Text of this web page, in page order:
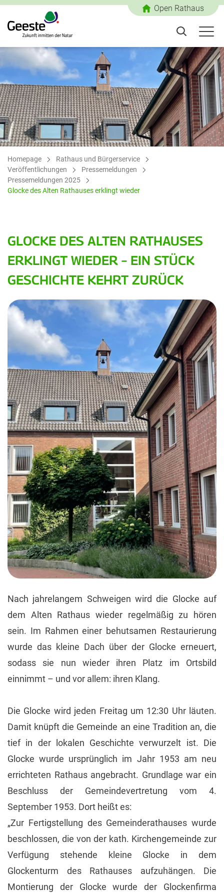
Open Rathaus
Homepage
Rathaus und Bürgerservice
Veröffentlichungen
Pressemeldungen
Pressemeldungen 2025
Glocke des Alten Rathauses erklingt wieder
GLOCKE DES ALTEN RATHAUSES
ERKLINGT WIEDER – EIN STÜCK
GESCHICHTE KEHRT ZURÜCK
Nach jahrelangem Schweigen wird die Glocke auf
dem Alten Rathaus wieder regelmäßig zu hören
sein. Im Rahmen einer behutsamen Restaurierung
wurde das kleine Dach über der Glocke erneuert,
sodass sie nun wieder ihren Platz im Ortsbild
einnimmt – und vor allem: ihren Klang.
Die Glocke wird jeden Freitag um 12:30 Uhr läuten.
Damit knüpft die Gemeinde an eine Tradition an, die
tief in der lokalen Geschichte verwurzelt ist. Die
Glocke wurde ursprünglich im Jahr 1953 am neu
errichteten Rathaus angebracht. Grundlage war ein
Beschluss der Gemeindevertretung vom 4.
September 1953. Dort heißt es:
„Zur Fertigstellung des Gemeinderathauses wurde
beschlossen, die von der kath. Kirchengemeinde zur
Verfügung stehende kleine Glocke in dem
Glockenturm des Rathauses aufzuhängen. Die
Montierung der Glocke wurde der Glockenfirma